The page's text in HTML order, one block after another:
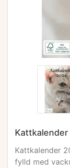
Kattkalender
fylld med